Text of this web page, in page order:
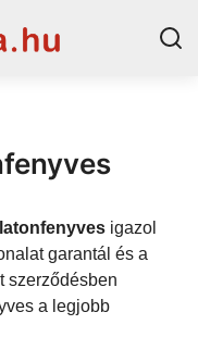
igazol
garantál és a
szerződésben
a legjobb